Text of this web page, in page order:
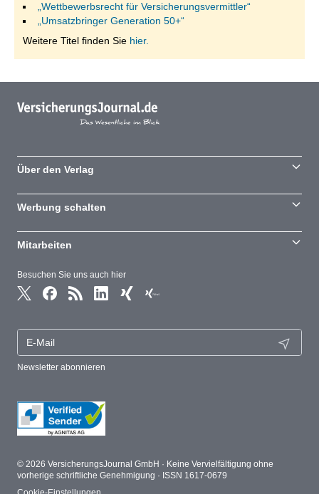
„Wettbewerbsrecht für Versicherungsvermittler“
„Umsatzbringer Generation 50+“
Weitere Titel finden Sie hier.
Besuchen Sie uns auch hier
Newsletter abonnieren
Über den Verlag
Werbung schalten
Mitarbeiten
© 2026 VersicherungsJournal GmbH · Keine Vervielfältigung ohne
vorherige schriftliche Genehmigung · ISSN 1617-0679